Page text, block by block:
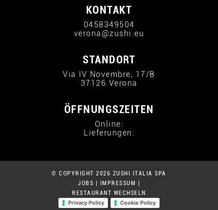
KONTAKT
0458349504
verona@zushi.eu
STANDORT
Via IV Novembre, 17/B
37126 Verona
ÖFFNUNGSZEITEN
Online:
Lieferungen:
© COPYRIGHT 2026 ZUSHI ITALIA SPA
JOBS
IMPRESSUM
RESTAURANT WECHSELN
Privacy Policy
Cookie Policy